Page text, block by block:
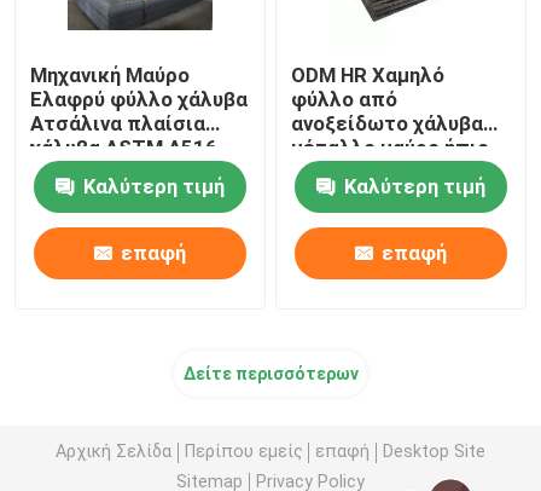
Μηχανική Μαύρο
Ελαφρύ φύλλο χάλυβα
Ατσάλινα πλαίσια
χάλυβα ASTM A516
ASME SA516
Καλύτερη τιμή
επαφή
ODM HR Χαμηλό
φύλλο από
ανοξείδωτο χάλυβα
μέταλλο μαύρο ήπιο
ASTM 5115 1,5 mm
Καλύτερη τιμή
επαφή
Δείτε περισσότερων
Αρχική Σελίδα Περίπου εμείς επαφή
Desktop Site
Sitemap
Privacy Policy